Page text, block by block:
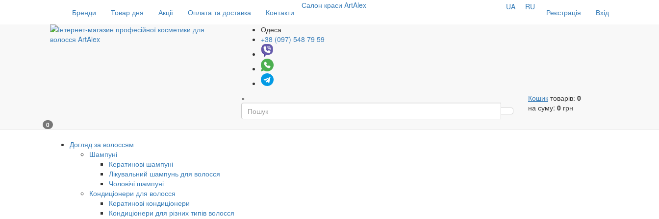
Бренди Товар дня Акції Оплата та доставка Контакти
Салон краси ArtAlex
Реєстрація Вхід
UA RU
Одеса
+38 (097) 548 79 59
× Кошик товарів: 0
на суму: 0 грн
0
Догляд за волоссям
Шампуні
Кератинові шампуні
Лікувальний шампунь для волосся
Чоловічі шампуні
Кондиціонери для волосся
Кератинові кондиціонери
Кондиціонери для різних типів волосся